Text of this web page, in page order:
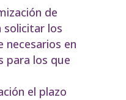
de
solicitar los
en
para los que
el plazo